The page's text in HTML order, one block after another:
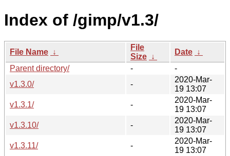
Index of /gimp/v1.3/
File Name ↓
File
Size ↓
Date ↓
Parent directory/
-
-
v1.3.0/
-
2020-Mar-
19 13:07
v1.3.1/
-
2020-Mar-
19 13:07
v1.3.10/
-
2020-Mar-
19 13:07
v1.3.11/
-
2020-Mar-
19 13:07